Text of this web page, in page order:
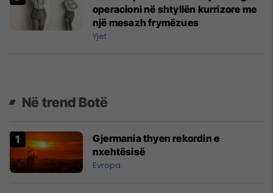
operacioni në shtyllën kurrizore me
një mesazh frymëzues
Yjet
Në trend Botë
Gjermania thyen rekordin e
nxehtësisë
Evropa